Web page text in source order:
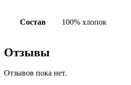
Состав 100% хлопок
Отзывы
Отзывов пока нет.